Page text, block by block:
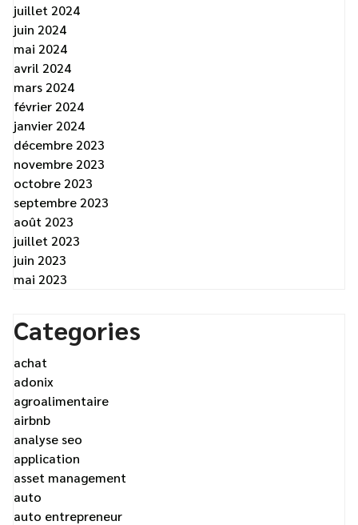
juillet 2024
juin 2024
mai 2024
avril 2024
mars 2024
février 2024
janvier 2024
décembre 2023
novembre 2023
octobre 2023
septembre 2023
août 2023
juillet 2023
juin 2023
mai 2023
Categories
achat
adonix
agroalimentaire
airbnb
analyse seo
application
asset management
auto
auto entrepreneur